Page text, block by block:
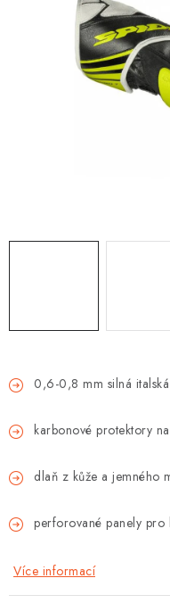
TIP NA DÁRKY
NÁPLNĚ A KAPALINY
Moje objednávka Kontakt
0,6-0,8 mm silná
karbonové protektory
dlaň z kůže a jemného
perforované panely
Více informací